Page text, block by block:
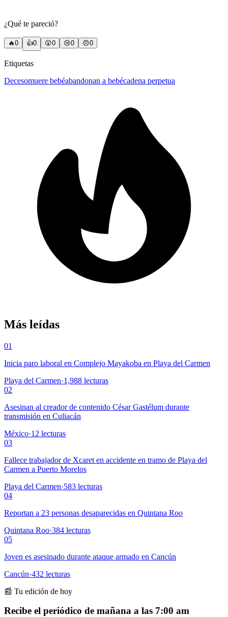
¿Qué te pareció?
🔥0 👍0 😲0 😢0 😠0
Etiquetas
Decesomuere bebéabandonan a bebécadena perpetua
Más leídas
01
Inicia paro laboral en Complejo Mayakoba en Playa del Carmen
Playa del Carmen·1,988 lecturas
02
Asesinan al creador de contenido César Gastélum durante
transmisión en Culiacán
México·12 lecturas
03
Fallece trabajador de Xcaret en accidente en tramo de Playa del
Carmen a Puerto Morelos
Playa del Carmen·583 lecturas
04
Reportan a 23 personas desaparecidas en Quintana Roo
Quintana Roo·384 lecturas
05
Joven es asesinado durante ataque armado en Cancún
Cancún·432 lecturas
📰 Tu edición de hoy
Recibe el periódico de mañana a las 7:00 am